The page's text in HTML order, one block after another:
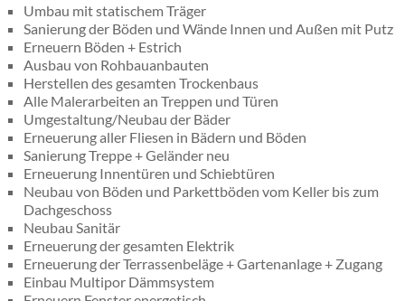
Umbau mit statischem Träger
Sanierung der Böden und Wände Innen und Außen mit Putz
Erneuern Böden + Estrich
Ausbau von Rohbauanbauten
Herstellen des gesamten Trockenbaus
Alle Malerarbeiten an Treppen und Türen
Umgestaltung/Neubau der Bäder
Erneuerung aller Fliesen in Bädern und Böden
Sanierung Treppe + Geländer neu
Erneuerung Innentüren und Schiebtüren
Neubau von Böden und Parkettböden vom Keller bis zum
Dachgeschoss
Neubau Sanitär
Erneuerung der gesamten Elektrik
Erneuerung der Terrassenbeläge + Gartenanlage + Zugang
Einbau Multipor Dämmsystem